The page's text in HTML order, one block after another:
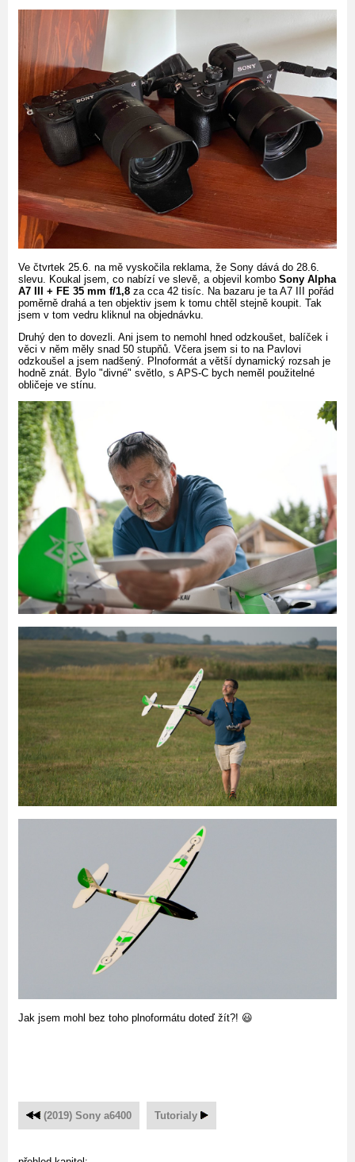
Ve čtvrtek 25.6. na mě vyskočila reklama, že Sony dává do 28.6.
slevu. Koukal jsem, co nabízí ve slevě, a objevil kombo Sony Alpha
A7 III + FE 35 mm f/1,8 za cca 42 tisíc. Na bazaru je ta A7 III pořád
poměrně drahá a ten objektiv jsem k tomu chtěl stejně koupit. Tak
jsem v tom vedru kliknul na objednávku.
Druhý den to dovezli. Ani jsem to nemohl hned odzkoušet, balíček i
věci v něm měly snad 50 stupňů. Včera jsem si to na Pavlovi
odzkoušel a jsem nadšený. Plnoformát a větší dynamický rozsah je
hodně znát. Bylo "divné" světlo, s APS-C bych neměl použitelné
obličeje ve stínu.
Jak jsem mohl bez toho plnoformátu doteď žít?! 😃
(2019) Sony a6400 Tutorialy